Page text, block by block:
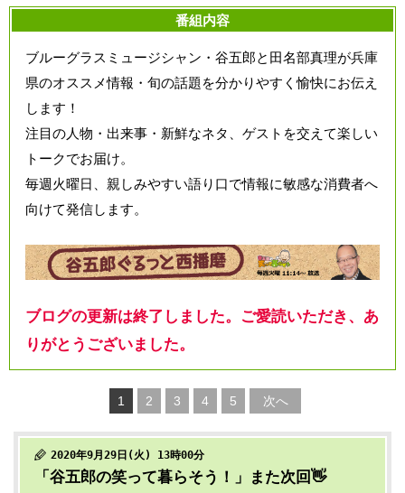
番組内容
ブルーグラスミュージシャン・谷五郎と田名部真理が兵庫
県のオススメ情報・旬の話題を分かりやすく愉快にお伝え
します！
注目の人物・出来事・新鮮なネタ、ゲストを交えて楽しい
トークでお届け。
毎週火曜日、親しみやすい語り口で情報に敏感な消費者へ
向けて発信します。
ブログの更新は終了しました。ご愛読いただき、あ
りがとうございました。
1 2 3 4 5 次へ
2020年9月29日(火) 13時00分
「谷五郎の笑って暮らそう！」また次回👋